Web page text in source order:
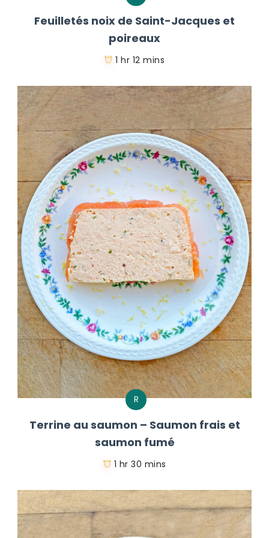
Feuilletés noix de Saint-Jacques et
poireaux
1 hr 12 mins
R
Terrine au saumon – Saumon frais et
saumon fumé
1 hr 30 mins